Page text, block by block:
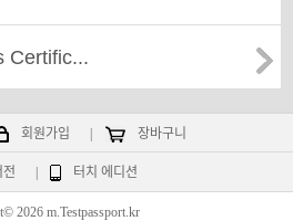
Certific...
회원가입 장바구니
전 터치 에디션
2026 m.Testpassport.kr